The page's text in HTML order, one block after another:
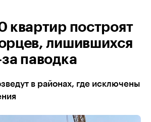
квартир построят
лишившихся
паводка
в районах, где исключены